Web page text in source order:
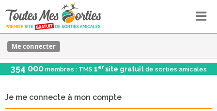
Me connecter
354 000 membres : TMS 1er site gratuit de sorties amicales
Je me connecte à mon compte